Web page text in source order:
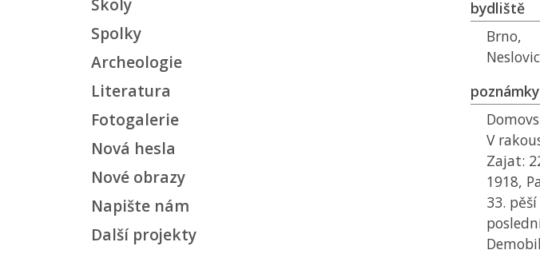
Školy
Spolky
Archeologie
Literatura
Fotogalerie
Nová hesla
Nové obrazy
Napište nám
Další projekty
bydliště
Brno,
poznámky
V
Zajat:
1918,
33.